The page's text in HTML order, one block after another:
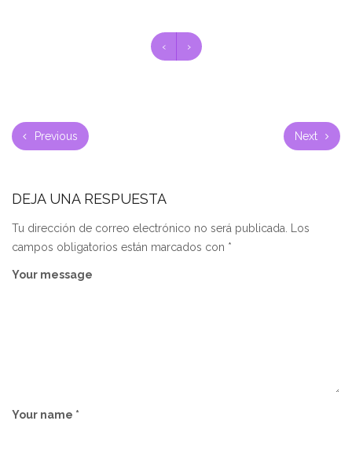
‹ ›
Previous Next
DEJA UNA RESPUESTA
Tu dirección de correo electrónico no será publicada.
Los
campos obligatorios están marcados con *
Your message
Your name *